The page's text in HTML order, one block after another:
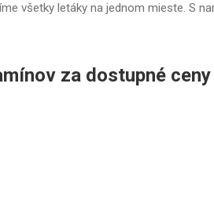
všetky letáky na jednom mieste. S
za dostupné ceny